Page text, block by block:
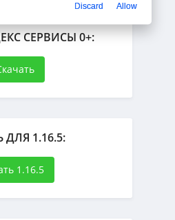
СЕРВИСЫ 0+:
ДЛЯ 1.16.5:
1.16.5
Discard Allow